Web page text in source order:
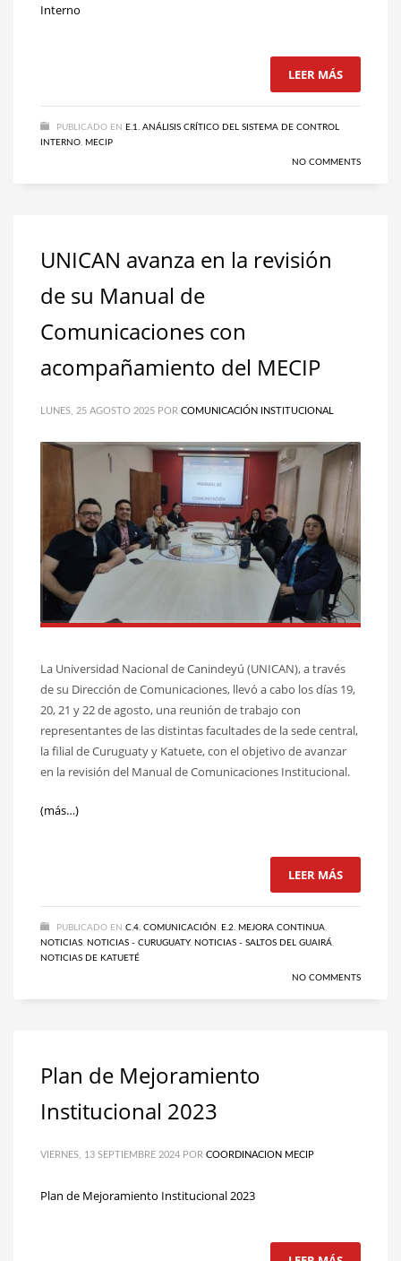
Interno
LEER MÁS
PUBLICADO EN
E.1. ANÁLISIS CRÍTICO DEL SISTEMA DE CONTROL
INTERNO MECIP
NO COMMENTS
UNICAN avanza en la revisión
de su Manual de
Comunicaciones con
acompañamiento del MECIP
LUNES, 25 AGOSTO 2025 POR COMUNICACIÓN INSTITUCIONAL
La Universidad Nacional de Canindeyú (UNICAN), a través
de su Dirección de Comunicaciones, llevó a cabo los días 19,
20, 21 y 22 de agosto, una reunión de trabajo con
representantes de las distintas facultades de la sede central,
la filial de Curuguaty y Katuete, con el objetivo de avanzar
en la revisión del Manual de Comunicaciones Institucional.
(más…)
LEER MÁS
PUBLICADO EN C.4. COMUNICACIÓN E.2. MEJORA CONTINUA
NOTICIAS NOTICIAS - CURUGUATY, NOTICIAS - SALTOS DEL GUAIRÁ
NOTICIAS DE KATUETÉ
NO COMMENTS
Plan de Mejoramiento
Institucional 2023
VIERNES, 13 SEPTIEMBRE 2024 POR COORDINACION MECIP
Plan de Mejoramiento Institucional 2023